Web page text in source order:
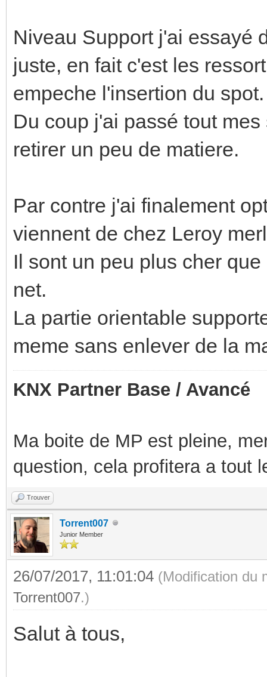
Niveau Support j'ai essayé
juste, en fait c'est les
empeche l'insertion du spot.
Du coup j'ai passé tout
retirer un peu de matiere.
Par contre j'ai finalement
viennent de chez Leroy
Il sont un peu plus cher
net.
La partie orientable
meme sans enlever de la
KNX Partner Base / Avancé
Ma boite de MP est pleine,
question, cela profitera a tout
Trouver
Torrent007
Junior Member
26/07/2017, 11:01:04 (Modification du
Torrent007.)
Salut à tous,